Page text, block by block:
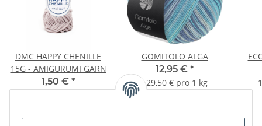
DMC HAPPY CHENILLE
15G - AMIGURUMI GARN
1,50 € *
GOMITOLO ALGA
12,95 € *
129,50 € pro 1 kg